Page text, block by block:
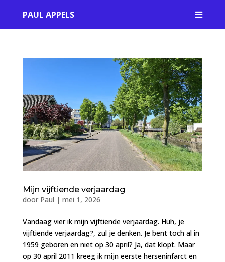
PAUL APPELS 
Mijn vijftiende verjaardag
door Paul | mei 1, 2026
Vandaag vier ik mijn vijftiende verjaardag. Huh, je
vijftiende verjaardag?, zul je denken. Je bent toch al in
1959 geboren en niet op 30 april? Ja, dat klopt. Maar
op 30 april 2011 kreeg ik mijn eerste herseninfarct en